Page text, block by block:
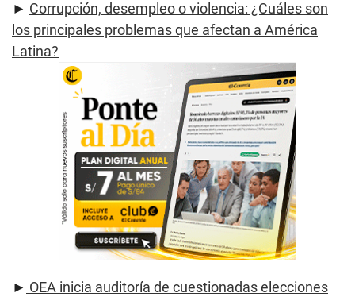
► Corrupción, desempleo o violencia: ¿Cuáles son
los principales problemas que afectan a América
Latina?
► OEA inicia auditoría de cuestionadas elecciones